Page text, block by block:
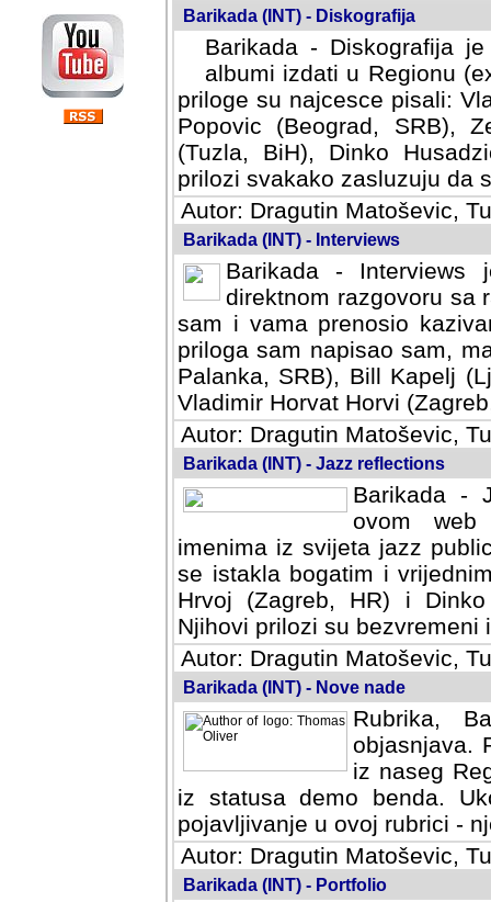
Barikada (INT) - Diskografija
Barikada - Diskografija
albumi izdati u Regionu
priloge su najcesce pisali:
Popovic (Beograd, SRB),
(Tuzla, BiH), Dinko
prilozi svakako zasluzuju da
Autor: Dragutin Matoševic,
Barikada (INT) - Interviews
Barikada -
direktnom razgovoru sa
sam i vama prenosio
priloga sam napisao sam,
Palanka, SRB), Bill Kapelj
Vladimir Horvat Horvi
Autor: Dragutin Matoševic,
Barikada (INT) - Jazz reflections
Barikada -
ovom web
imenima iz svijeta jazz
se istakla bogatim i
Hrvoj (Zagreb, HR) i
Njihovi prilozi su bezvremeni
Autor: Dragutin Matoševic,
Barikada (INT) - Nove nade
Rubrika,
objasnjava.
iz naseg
iz statusa demo benda.
pojavljivanje u ovoj rubrici -
Autor: Dragutin Matoševic,
Barikada (INT) - Portfolio